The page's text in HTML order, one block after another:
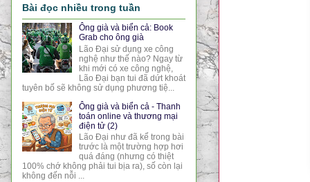
Bài đọc nhiều trong tuần
Ông già và biển cả: Book
Grab cho ông già
Lão Đại sử dụng xe công
nghệ như thế nào? Ngay từ
khi mới có xe công nghệ,
Lão Đại bạn tui đã dứt khoát
tuyên bố sẽ không sử dụng phương tiệ...
Ông già và biển cả - Thanh
toán online và thương mại
điện tử (2)
Lão Đại như đã kể trong bài
trước là một trường hợp hơi
quá đáng (nhưng có thiệt
100% chớ không phải tui bịa ra), số còn lại
không đến nỗi ...